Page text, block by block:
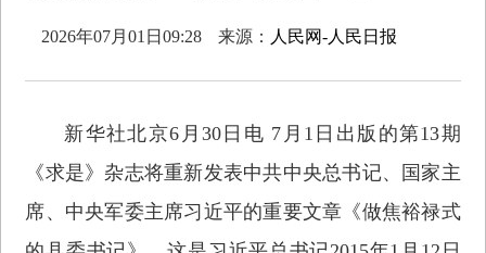
2026年07月01日09:28 来源： 人民网-人民日报
新华社北京6月30日电 7月1日出版的第13期
《求是》杂志将重新发表中共中央总书记、国家主
席、中央军委主席习近平的重要文章《做焦裕禄式